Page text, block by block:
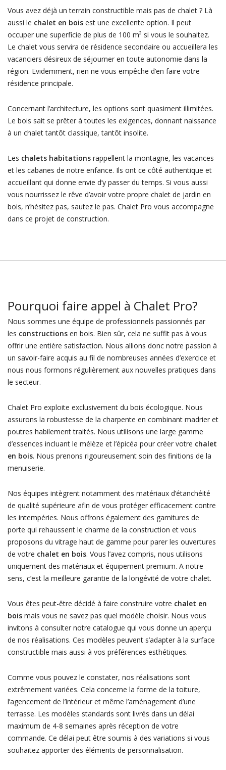
Vous avez déjà un terrain constructible mais pas de chalet ? Là
aussi le chalet en boisest une excellente option. Il peut
occuper une superficie de plus de 100 m² si vous le souhaitez.
Le chalet vous servira de résidence secondaire ou accueillera les
vacanciers désireux de séjourner en toute autonomie dans la
région. Evidemment, rien ne vous empêche d’en faire votre
résidence principale.
Concernant l’architecture, les options sont quasiment illimitées.
Le bois sait se prêter à toutes les exigences, donnant naissance
à un chalet tantôt classique, tantôt insolite.
Les chalets habitationsrappellent la montagne, les vacances
et les cabanes de notre enfance. Ils ont ce côté authentique et
accueillant qui donne envie d’y passer du temps. Si vous aussi
vous nourrissez le rêve d’avoir votre propre chalet de jardin en
bois, n’hésitez pas, sautez le pas. Chalet Pro vous accompagne
dans ce projet de construction.
Pourquoi faire appel à Chalet Pro?
Nous sommes une équipe de professionnels passionnés par
les constructionsen bois. Bien sûr, cela ne suffit pas à vous
offrir une entière satisfaction. Nous allions donc notre passion à
un savoir-faire acquis au fil de nombreuses années d’exercice et
nous nous formons régulièrement aux nouvelles pratiques dans
le secteur.
Chalet Pro exploite exclusivement du bois écologique. Nous
assurons la robustesse de la charpente en combinant madrier et
poutres habilement traités. Nous utilisons une large gamme
d’essences incluant le mélèze et l’épicéa pour créer votre chalet
en bois. Nous prenons rigoureusement soin des finitions de la
menuiserie.
Nos équipes intègrent notamment des matériaux d’étanchéité
de qualité supérieure afin de vous protéger efficacement contre
les intempéries. Nous offrons également des garnitures de
porte qui rehaussent le charme de la construction et vous
proposons du vitrage haut de gamme pour parer les ouvertures
de votre chalet en bois. Vous l’avez compris, nous utilisons
uniquement des matériaux et équipement premium. A notre
sens, c’est la meilleure garantie de la longévité de votre chalet.
Vous êtes peut-être décidé à faire construire votre chalet en
boismais vous ne savez pas quel modèle choisir. Nous vous
invitons à consulter notre catalogue qui vous donne un aperçu
de nos réalisations. Ces modèles peuvent s’adapter à la surface
constructible mais aussi à vos préférences esthétiques.
Comme vous pouvez le constater, nos réalisations sont
extrêmement variées. Cela concerne la forme de la toiture,
l’agencement de l’intérieur et même l’aménagement d’une
terrasse. Les modèles standards sont livrés dans un délai
maximum de 4-8 semaines après réception de votre
commande. Ce délai peut être soumis à des variations si vous
souhaitez apporter des éléments de personnalisation.